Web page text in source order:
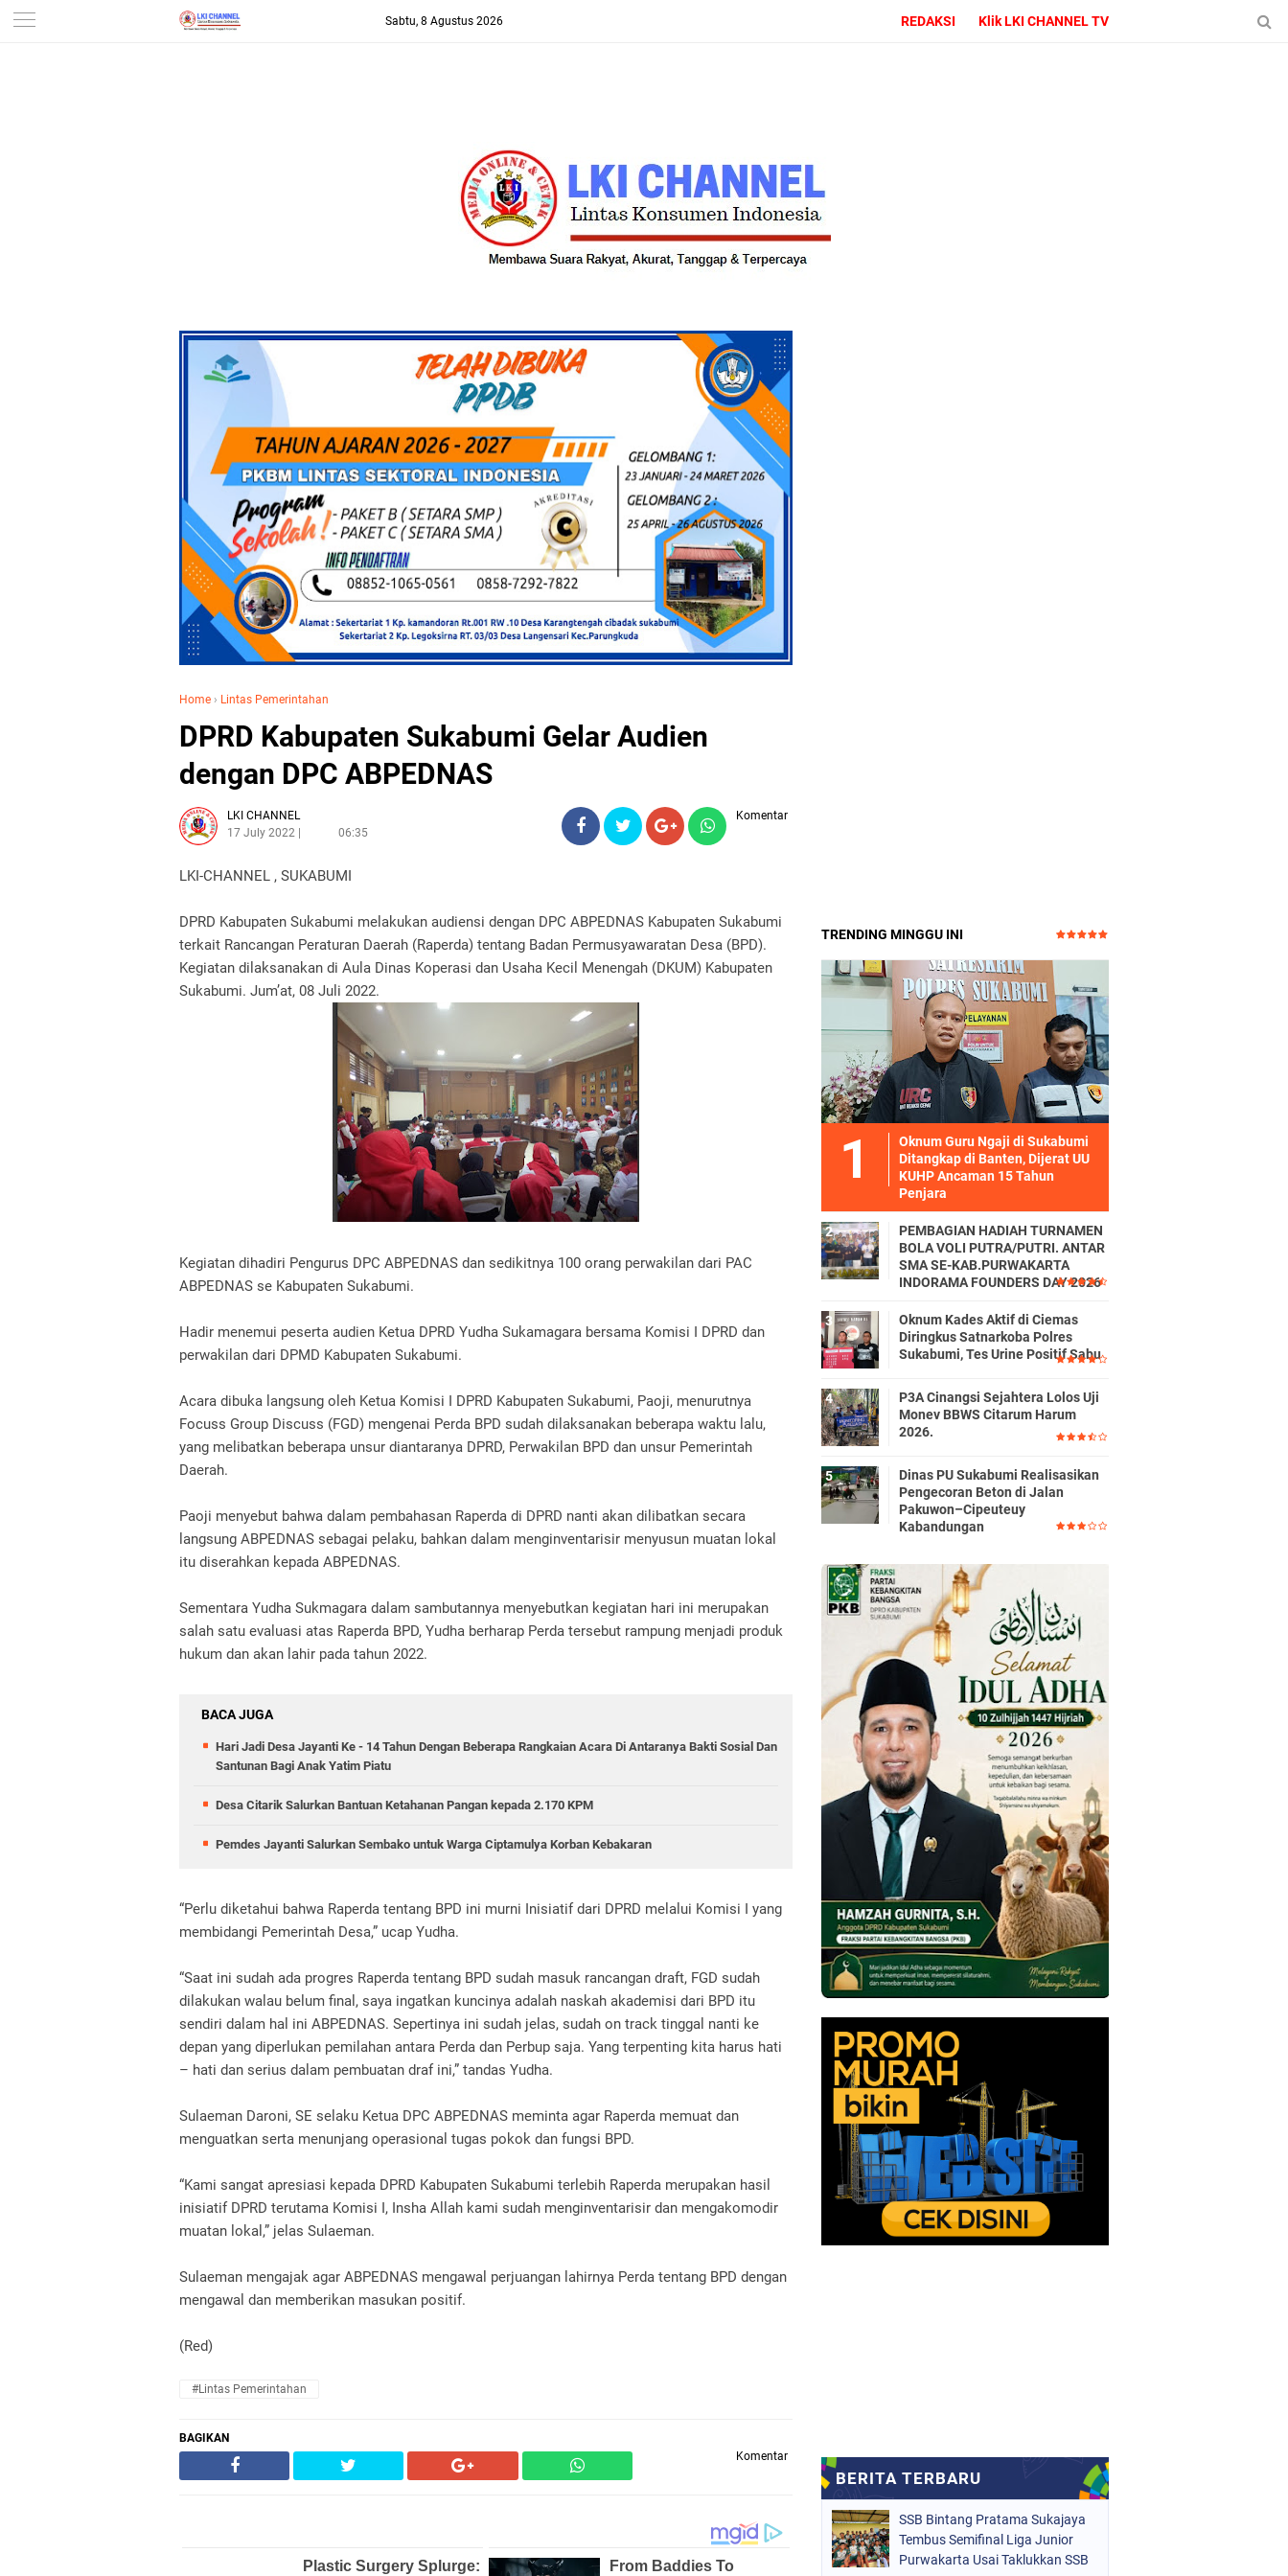
-->
Sabtu, 8 Agustus 2026 REDAKSI Klik LKI CHANNEL TV
Home › Lintas Pemerintahan
DPRD Kabupaten Sukabumi Gelar Audien
dengan DPC ABPEDNAS
LKI CHANNEL
17 July 2022
06:35
Komentar
LKI-CHANNEL , SUKABUMI
DPRD Kabupaten Sukabumi melakukan audiensi dengan DPC ABPEDNAS Kabupaten Sukabumi
terkait Rancangan Peraturan Daerah (Raperda) tentang Badan Permusyawaratan Desa (BPD).
Kegiatan dilaksanakan di Aula Dinas Koperasi dan Usaha Kecil Menengah (DKUM) Kabupaten
Sukabumi. Jum’at, 08 Juli 2022.
Kegiatan dihadiri Pengurus DPC ABPEDNAS dan sedikitnya 100 orang perwakilan dari PAC
ABPEDNAS se Kabupaten Sukabumi.
Hadir menemui peserta audien Ketua DPRD Yudha Sukamagara bersama Komisi I DPRD dan
perwakilan dari DPMD Kabupaten Sukabumi.
Acara dibuka langsung oleh Ketua Komisi I DPRD Kabupaten Sukabumi, Paoji, menurutnya
Focuss Group Discuss (FGD) mengenai Perda BPD sudah dilaksanakan beberapa waktu lalu,
yang melibatkan beberapa unsur diantaranya DPRD, Perwakilan BPD dan unsur Pemerintah
Daerah.
Paoji menyebut bahwa dalam pembahasan Raperda di DPRD nanti akan dilibatkan secara
langsung ABPEDNAS sebagai pelaku, bahkan dalam menginventarisir menyusun muatan lokal
itu diserahkan kepada ABPEDNAS.
Sementara Yudha Sukmagara dalam sambutannya menyebutkan kegiatan hari ini merupakan
salah satu evaluasi atas Raperda BPD, Yudha berharap Perda tersebut rampung menjadi produk
hukum dan akan lahir pada tahun 2022.
BACA JUGA
Hari Jadi Desa Jayanti Ke - 14 Tahun Dengan Beberapa Rangkaian Acara Di Antaranya Bakti Sosial Dan
Santunan Bagi Anak Yatim Piatu
Desa Citarik Salurkan Bantuan Ketahanan Pangan kepada 2.170 KPM
Pemdes Jayanti Salurkan Sembako untuk Warga Ciptamulya Korban Kebakaran
“Perlu diketahui bahwa Raperda tentang BPD ini murni Inisiatif dari DPRD melalui Komisi I yang
membidangi Pemerintah Desa,” ucap Yudha.
“Saat ini sudah ada progres Raperda tentang BPD sudah masuk rancangan draft, FGD sudah
dilakukan walau belum final, saya ingatkan kuncinya adalah naskah akademisi dari BPD itu
sendiri dalam hal ini ABPEDNAS. Sepertinya ini sudah jelas, sudah on track tinggal nanti ke
depan yang diperlukan pemilahan antara Perda dan Perbup saja. Yang terpenting kita harus hati
– hati dan serius dalam pembuatan draf ini,” tandas Yudha.
Sulaeman Daroni, SE selaku Ketua DPC ABPEDNAS meminta agar Raperda memuat dan
menguatkan serta menunjang operasional tugas pokok dan fungsi BPD.
“Kami sangat apresiasi kepada DPRD Kabupaten Sukabumi terlebih Raperda merupakan hasil
inisiatif DPRD terutama Komisi I, Insha Allah kami sudah menginventarisir dan mengakomodir
muatan lokal,” jelas Sulaeman.
Sulaeman mengajak agar ABPEDNAS mengawal perjuangan lahirnya Perda tentang BPD dengan
mengawal dan memberikan masukan positif.
(Red)
#Lintas Pemerintahan
BAGIKAN
Komentar
TRENDING MINGGU INI
Oknum Guru Ngaji di Sukabumi
Ditangkap di Banten, Dijerat UU
KUHP Ancaman 15 Tahun
Penjara
PEMBAGIAN HADIAH TURNAMEN
BOLA VOLI PUTRA/PUTRI. ANTAR
SMA SE-KAB.PURWAKARTA
INDORAMA FOUNDERS DAY 2026
Oknum Kades Aktif di Ciemas
Diringkus Satnarkoba Polres
Sukabumi, Tes Urine Positif Sabu
P3A Cinangsi Sejahtera Lolos Uji
Monev BBWS Citarum Harum
2026.
Dinas PU Sukabumi Realisasikan
Pengecoran Beton di Jalan
Pakuwon–Cipeuteuy
Kabandungan
SSB Bintang Pratama Sukajaya
Tembus Semifinal Liga Junior
Purwakarta Usai Taklukkan SSB